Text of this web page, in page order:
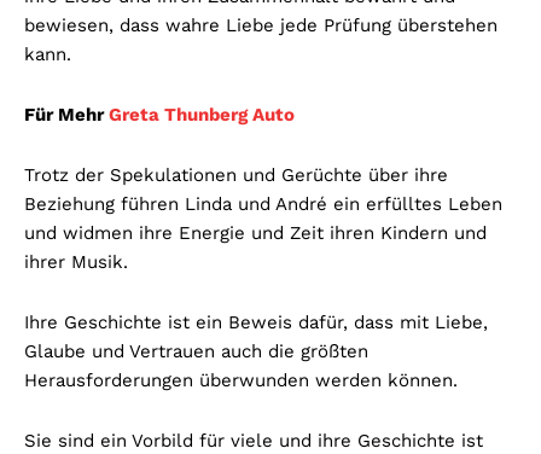
bewiesen, dass wahre Liebe jede Prüfung überstehen
kann.
Für MehrGreta Thunberg Auto
Trotz der Spekulationen und Gerüchte über ihre
Beziehung führen Linda und André ein erfülltes Leben
und widmen ihre Energie und Zeit ihren Kindern und
ihrer Musik.
Ihre Geschichte ist ein Beweis dafür, dass mit Liebe,
Glaube und Vertrauen auch die größten
Herausforderungen überwunden werden können.
Sie sind ein Vorbild für viele und ihre Geschichte ist